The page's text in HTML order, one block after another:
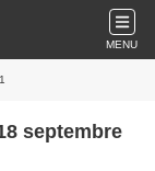
MENU
septembre